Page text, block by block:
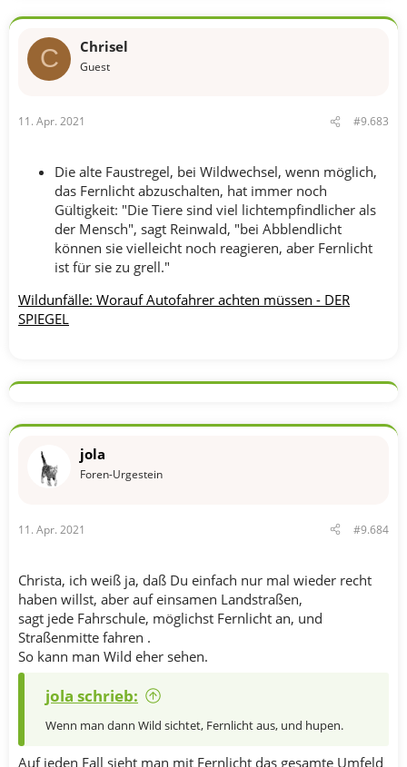
C Chrisel
Guest
11. Apr. 2021 #9.683
Die alte Faustregel, bei Wildwechsel, wenn möglich,
das Fernlicht abzuschalten, hat immer noch
Gültigkeit: "Die Tiere sind viel lichtempfindlicher als
der Mensch", sagt Reinwald, "bei Abblendlicht
können sie vielleicht noch reagieren, aber Fernlicht
ist für sie zu grell."
Wildunfälle: Worauf Autofahrer achten müssen - DER
SPIEGEL
jola
Foren-Urgestein
11. Apr. 2021 #9.684
Christa, ich weiß ja, daß Du einfach nur mal wieder recht
haben willst, aber auf einsamen Landstraßen,
sagt jede Fahrschule, möglichst Fernlicht an, und
Straßenmitte fahren .
So kann man Wild eher sehen.
jola schrieb:
Wenn man dann Wild sichtet, Fernlicht aus, und hupen.
Auf jeden Fall sieht man mit Fernlicht das gesamte Umfeld